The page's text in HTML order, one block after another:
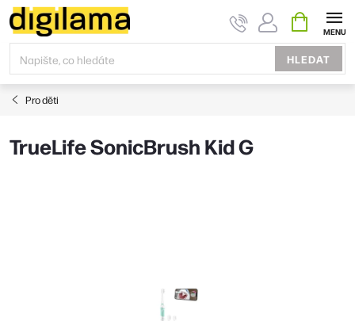
Přejít
na
obsah
HLEDAT
KOŠÍK
Pro děti
TrueLife SonicBrush Kid G